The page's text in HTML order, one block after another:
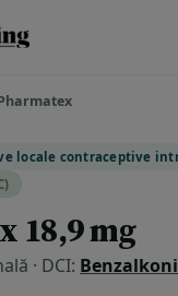
locale contraceptive
18,9 mg
· DCI: